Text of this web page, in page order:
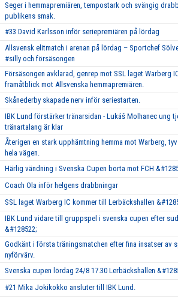
Seger i hemmapremiären, tempostark och svängig
publikens smak.
#33 David Karlsson inför seriepremiären på lördag
Allsvensk elitmatch i arenan på lördag – Sportchef
#silly och försäsongen
Försäsongen avklarad, genrep mot SSL laget Warberg
framåtblick mot Allsvenska hemmapremiären.
Skånederby skapade nerv inför seriestarten.
IBK Lund förstärker tränarsidan - Lukáš Molhanec ung
tränartalang är klar
Återigen en stark upphämtning hemma mot Warberg,
hela vägen.
Härlig vändning i Svenska Cupen borta mot FCH
Coach Ola inför helgens drabbningar
SSL laget Warberg IC kommer till Lerbäckshallen
IBK Lund vidare till gruppspel i svenska cupen efter
&#128522;
Godkänt i första träningsmatchen efter fina insatser av
nyförvärv.
Svenska cupen lördag 24/8 17.30 Lerbäckshallen
#21 Mika Jokikokko ansluter till IBK Lund.